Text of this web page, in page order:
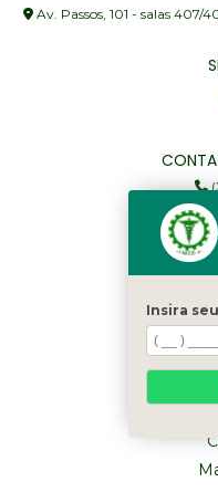
Av. Passos, 101 - salas 407/
Insira